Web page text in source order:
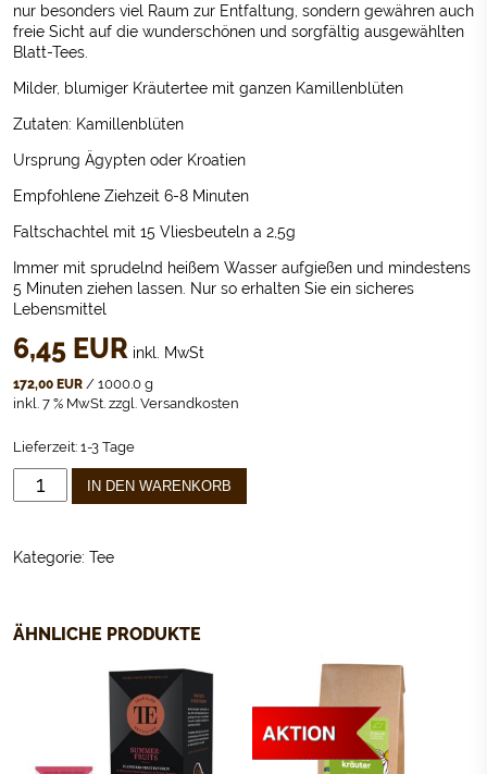
nur besonders viel Raum zur Entfaltung, sondern gewähren auch
freie Sicht auf die wunderschönen und sorgfältig ausgewählten
Blatt-Tees.
Milder, blumiger Kräutertee mit ganzen Kamillenblüten
Zutaten: Kamillenblüten
Ursprung Ägypten oder Kroatien
Empfohlene Ziehzeit 6-8 Minuten
Faltschachtel mit 15 Vliesbeuteln a 2,5g
Immer mit sprudelnd heißem Wasser aufgießen und mindestens
5 Minuten ziehen lassen. Nur so erhalten Sie ein sicheres
Lebensmittel
6,45 EUR inkl. MwSt
172,00 EUR / 1000.0 g
inkl. 7 % MwSt. zzgl. Versandkosten
Lieferzeit: 1-3 Tage
TEAHOUSE
EXCLUSIVES
MENGE
IN DEN WARENKORB
Kategorie: Tee
ÄHNLICHE PRODUKTE